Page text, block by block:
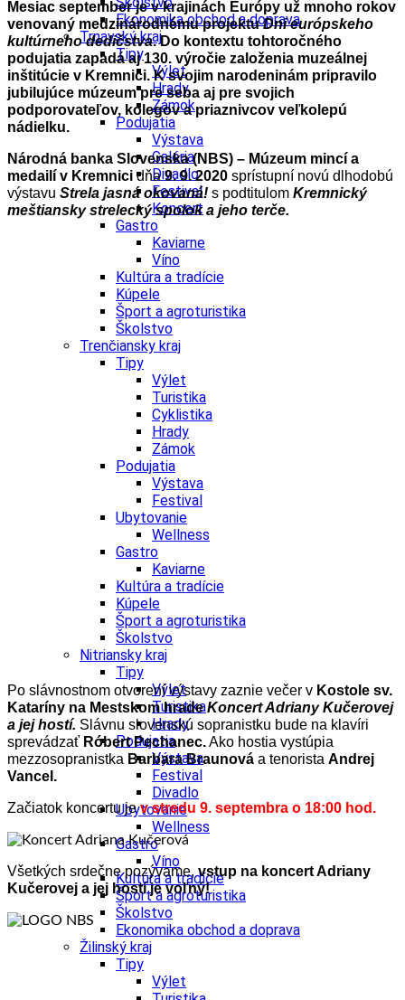
Ekonomika obchod a doprava
Trnavský kraj
Tipy
Výlet
Hrady
Zámok
Podujatia
Výstava
Galéria
Divadlo
Festival
Koncert
Gastro
Kaviarne
Víno
Kultúra a tradície
Kúpele
Šport a agroturistika
Školstvo
Trenčiansky kraj
Tipy
Výlet
Turistika
Cyklistika
Hrady
Zámok
Podujatia
Výstava
Festival
Ubytovanie
Wellness
Gastro
Kaviarne
Kultúra a tradície
Kúpele
Šport a agroturistika
Školstvo
Nitriansky kraj
Tipy
Výlet
Turistika
Hrady
Podujatia
Výstava
Festival
Divadlo
Ubytovanie
Wellness
Gastro
Víno
Kultúra a tradície
Šport a agroturistika
Školstvo
Ekonomika obchod a doprava
Žilinský kraj
Tipy
Výlet
Mesiac september je v krajinách Európy už mnoho rokov
venovaný medzinárodnému projektuDni európskeho
kultúrneho dedičstva. Do kontextu tohtoročného
podujatia zapadá aj 130. výročie založenia muzeálnej
inštitúcie v Kremnici. K svojim narodeninám pripravilo
jubilujúce múzeum pre seba aj pre svojich
podporovateľov, kolegov a priaznivcov veľkolepú
nádielku.
Národná banka Slovenska (NBS) – Múzeum mincí a
medailí v Kremnici dňa9. 9. 2020 sprístupní novú dlhodobú
výstavu Strela jasná okovaná! s podtitulom Kremnický
meštiansky strelecký spolok a jeho terče.
Po slávnostnom otvorení výstavy zaznie večer v Kostole sv.
Kataríny na Mestskom hrade Koncert Adriany Kučerovej
a jej hostí. Slávnu slovenskú sopranistku bude na klavíri
sprevádzať Róbert Pechanec.Ako hostia vystúpia
mezzosopranistka Barbara Braunová a tenorista Andrej
Vancel.
Začiatok koncertu jev stredu 9. septembra o 18:00 hod.
Všetkých srdečne pozývame, vstup na koncert Adriany
Kučerovej a jej hostí je voľný!